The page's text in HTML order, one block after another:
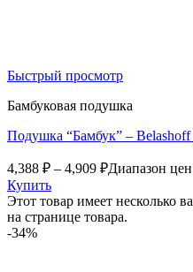
Быстрый просмотр
Бамбуковая подушка
Подушка “Бамбук” –
4,388 ₽ – 4,909 ₽Диапазон
Купить
Этот товар имеет несколько
на странице товара.
-34%